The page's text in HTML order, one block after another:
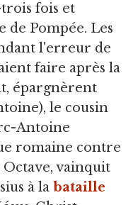
fois et
de Pompée. Les
l'erreur de
faire après la
épargnèrent
le cousin
Antoine
romaine contre
vainquit
à la bataille